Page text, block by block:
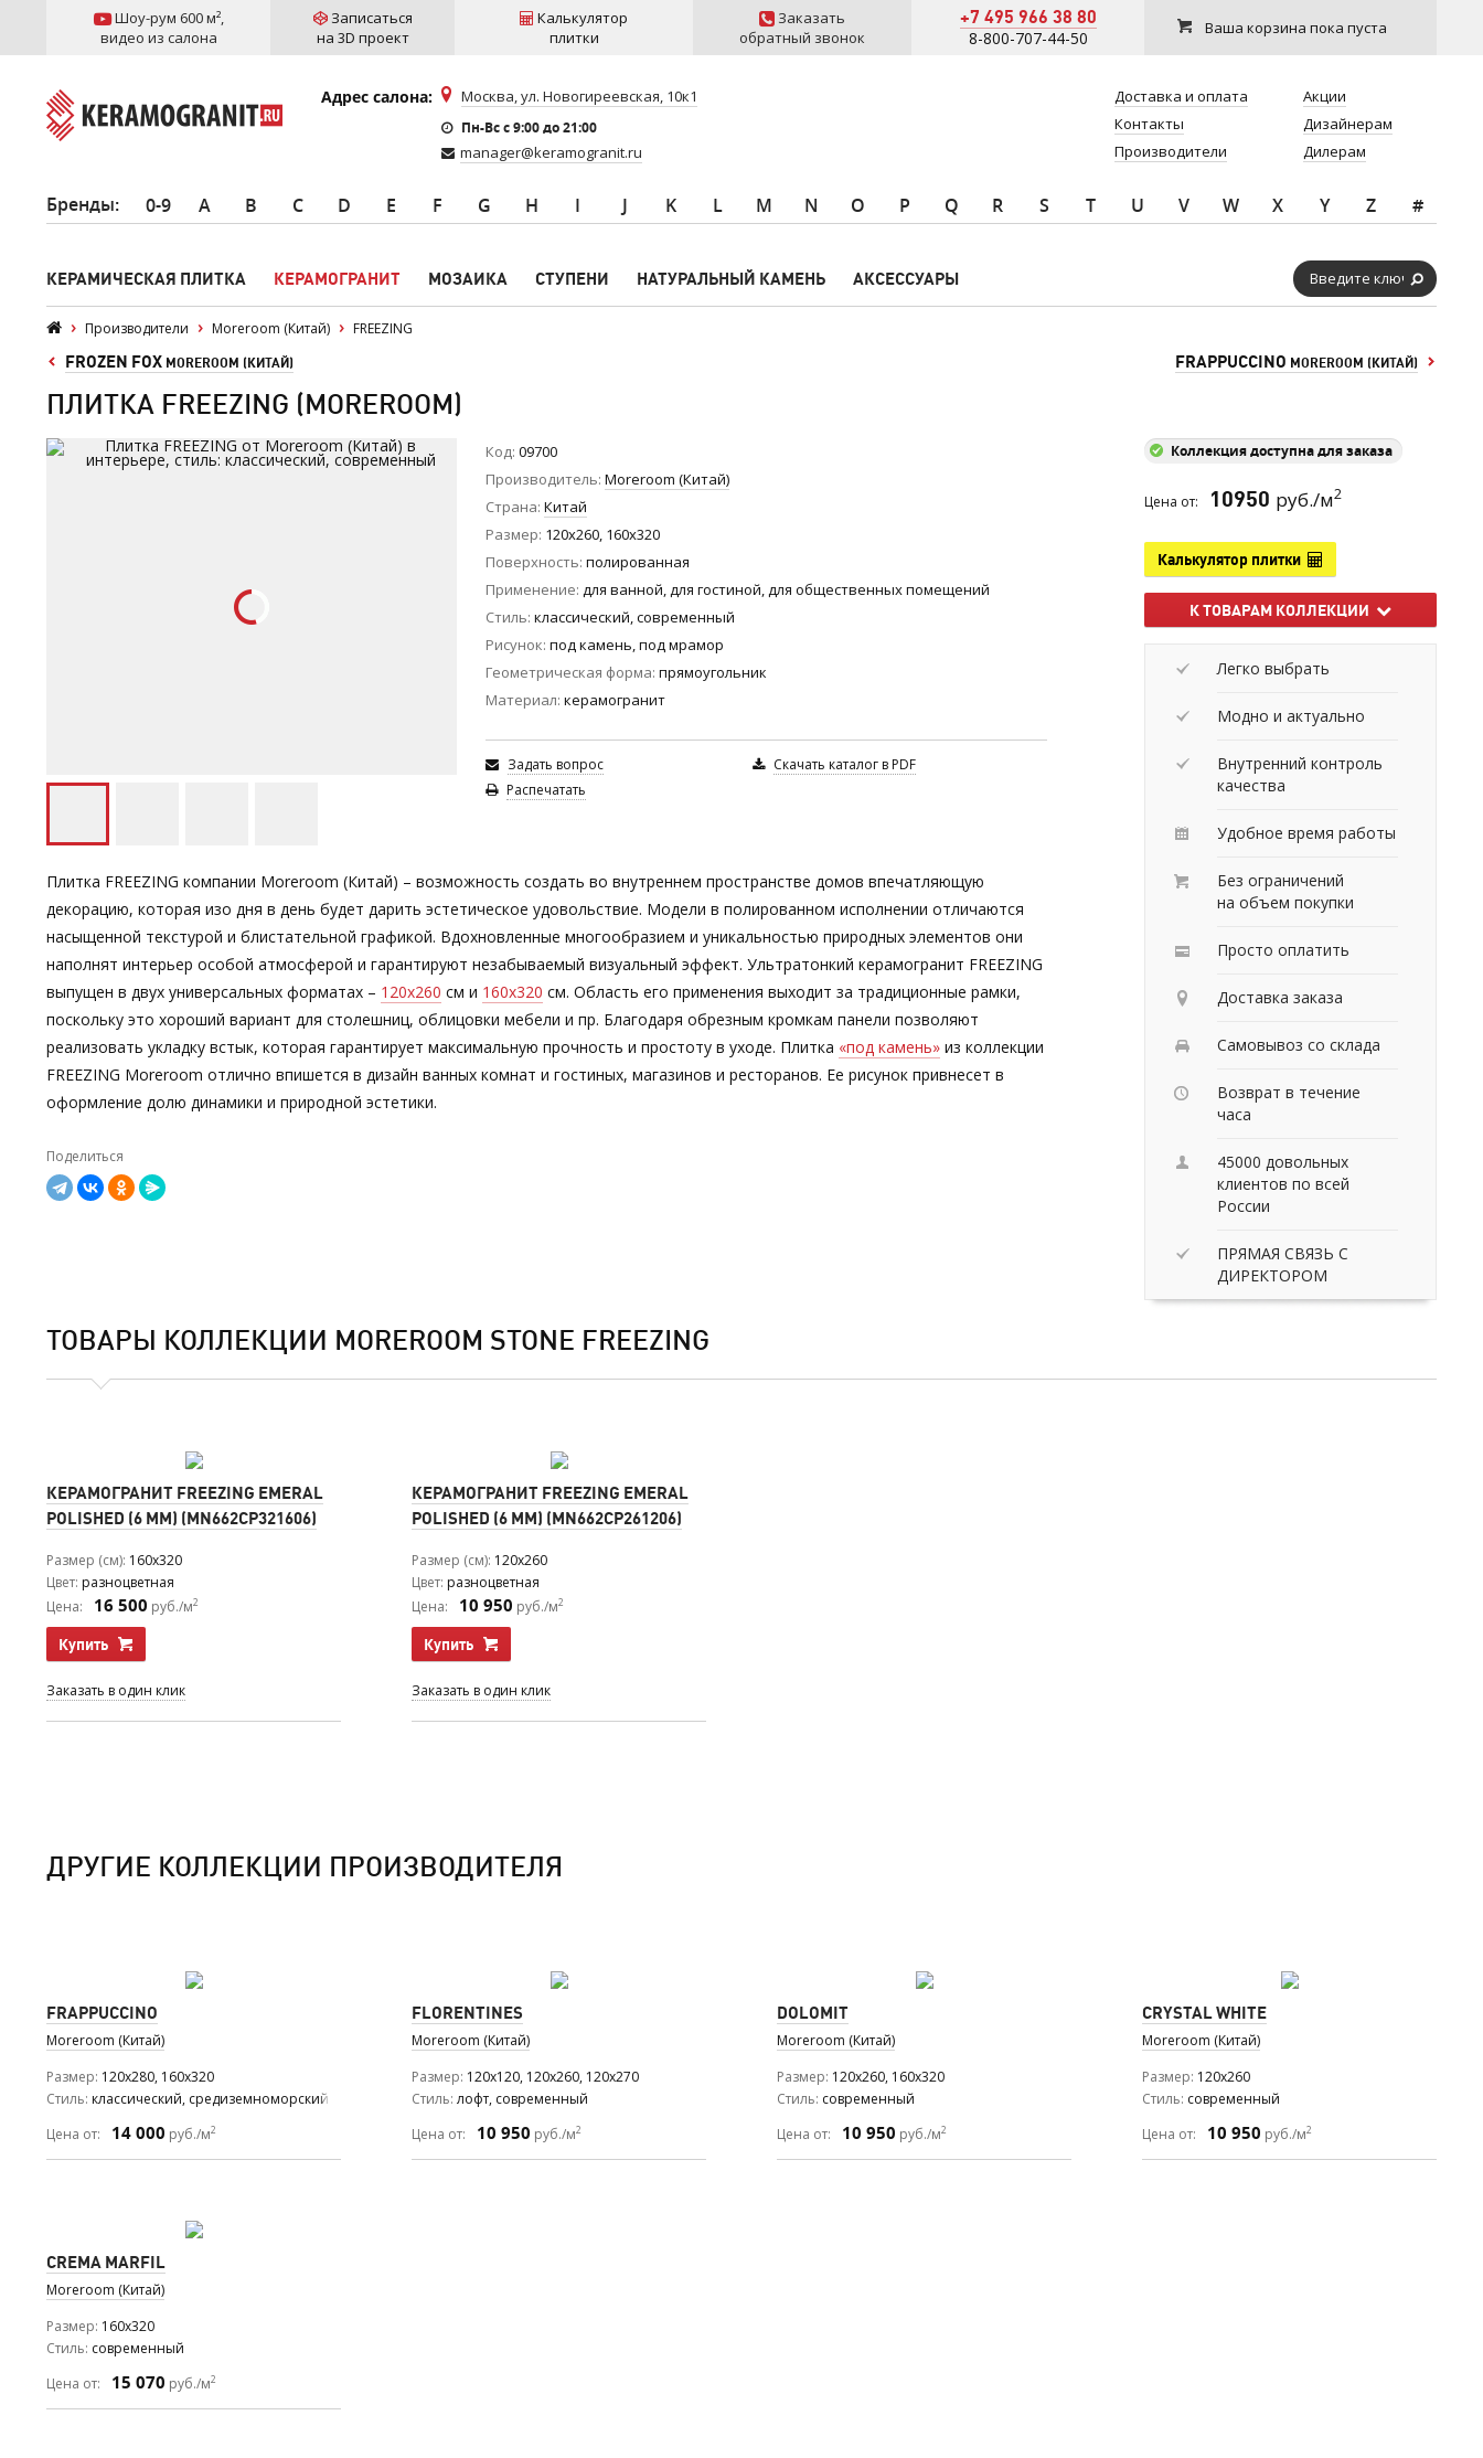
Шоу-рум 600 м²,
видео из салона
Записаться
на 3D проект
Калькулятор
плитки
Заказать
обратный звонок
+7 495 966 38 80
8-800-707-44-50 Ваша корзина пока пуста
Адрес салона: Москва, ул. Новогиреевская, 10к1
Пн-Вс c 9:00 до 21:00
manager@keramogranit.ru
Доставка и оплата
Контакты
Производители
Акции
Дизайнерам
Дилерам
Бренды: 0-9 A B C D E F G H I J K L M N O P Q R S T U V W X Y Z #
КЕРАМИЧЕСКАЯ ПЛИТКА КЕРАМОГРАНИТ МОЗАИКА СТУПЕНИ НАТУРАЛЬНЫЙ КАМЕНЬ АКСЕССУАРЫ
Производители Moreroom (Китай) FREEZING
FROZEN FOX MOREROOM (КИТАЙ) FRAPPUCCINO MOREROOM (КИТАЙ)
ПЛИТКА FREEZING (MOREROOM)
Код 09700
Производитель Moreroom (Китай)
Страна Китай
Размер 120x260, 160x320
Поверхность полированная
Применение для ванной, для гостиной, для общественных помещений
Стиль классический, современный
Рисунок под камень, под мрамор
Геометрическая форма прямоугольник
Материал керамогранит
Задать вопрос
Скачать каталог в PDF
Распечатать
Плитка FREEZING компании Moreroom (Китай) – возможность создать во внутреннем пространстве домов впечатляющую
декорацию, которая изо дня в день будет дарить эстетическое удовольствие. Модели в полированном исполнении отличаются
насыщенной текстурой и блистательной графикой. Вдохновленные многообразием и уникальностью природных элементов они
наполнят интерьер особой атмосферой и гарантируют незабываемый визуальный эффект. Ультратонкий керамогранит FREEZING
выпущен в двух универсальных форматах – 120х260 см и 160х320 см. Область его применения выходит за традиционные рамки,
поскольку это хороший вариант для столешниц, облицовки мебели и пр. Благодаря обрезным кромкам панели позволяют
реализовать укладку встык, которая гарантирует максимальную прочность и простоту в уходе. Плитка «под камень» из коллекции
FREEZING Moreroom отлично впишется в дизайн ванных комнат и гостиных, магазинов и ресторанов. Ее рисунок привнесет в
оформление долю динамики и природной эстетики.
Поделиться
Коллекция доступна для заказа
Цена от: 10950 руб./м2
Калькулятор плитки
К ТОВАРАМ КОЛЛЕКЦИИ
Легко выбрать
Модно и актуально
Внутренний контроль
качества
Удобное время работы
Без ограничений
на объем покупки
Просто оплатить
Доставка заказа
Самовывоз со склада
Возврат в течение
часа
45000 довольных
клиентов по всей
России
ПРЯМАЯ СВЯЗЬ С
ДИРЕКТОРОМ
ТОВАРЫ КОЛЛЕКЦИИ MOREROOM STONE FREEZING
КЕРАМОГРАНИТ FREEZING EMERAL
POLISHED (6 ММ) (MN662CP321606)
Размер (см) 160x320
Цвет разноцветная
Цена:
16 500 руб./м2
Купить
Заказать в один клик
КЕРАМОГРАНИТ FREEZING EMERAL
POLISHED (6 ММ) (MN662CP261206)
Размер (см) 120x260
Цвет разноцветная
Цена:
10 950 руб./м2
Купить
Заказать в один клик
ДРУГИЕ КОЛЛЕКЦИИ ПРОИЗВОДИТЕЛЯ
FRAPPUCCINO
Moreroom (Китай)
Размер 120x280, 160x320
Стиль классический, средиземноморский
Цена от:
14 000 руб./м2
FLORENTINES
Moreroom (Китай)
Размер 120x120, 120x260, 120x270
Стиль лофт, современный
Цена от:
10 950 руб./м2
DOLOMIT
Moreroom (Китай)
Размер 120x260, 160x320
Стиль современный
Цена от:
10 950 руб./м2
CRYSTAL WHITE
Moreroom (Китай)
Размер 120x260
Стиль современный
Цена от:
10 950 руб./м2
CREMA MARFIL
Moreroom (Китай)
Размер 160x320
Стиль современный
Цена от:
15 070 руб./м2